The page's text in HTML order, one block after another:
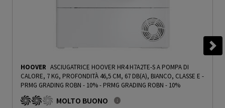
HOOVER ASCIUGATRICE HOOVER HR4 H7A2TE-S A POMPA DI
CALORE, 7 KG, PROFONDITÀ 46,5 CM, 67 DB(A), BIANCO, CLASSE E -
PRMG GRADING ROBN - 10%- PRMG GRADING ROBN - 10%
MOLTO BUONO